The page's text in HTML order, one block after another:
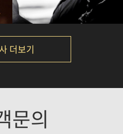
강의보기
더보기
문의